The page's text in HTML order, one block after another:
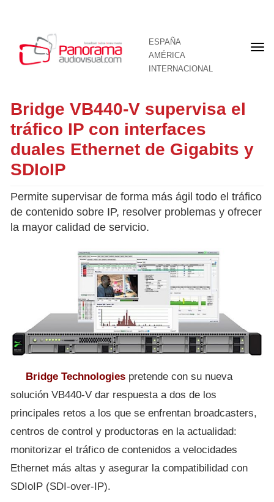
ESPAÑA
AMÉRICA
INTERNACIONAL
Bridge VB440-V supervisa el
tráfico IP con interfaces
duales Ethernet de Gigabits y
SDIoIP
Permite supervisar de forma más ágil todo el tráfico
de contenido sobre IP, resolver problemas y ofrecer
la mayor calidad de servicio.
Bridge Technologies pretende con su nueva
solución VB440-V dar respuesta a dos de los
principales retos a los que se enfrentan broadcasters,
centros de control y productoras en la actualidad:
monitorizar el tráfico de contenidos a velocidades
Ethernet más altas y asegurar la compatibilidad con
SDIoIP (SDI-over-IP).